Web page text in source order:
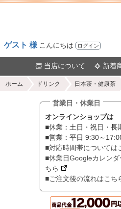
ゲスト 様 こんにちは ログイン
当店について 新着
ホーム ドリンク 日本茶・健康茶
営業日・休業日
オンラインショップは
■休業：土日・祝日・長
■営業：平日 9:30～
■対応時間帯については
■休業日Googleカレンダ
ちら
■ご注文後の流れはこち